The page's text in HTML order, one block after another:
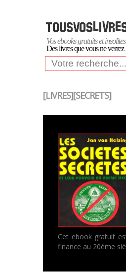
Vos ebooks gratuits et
Des livres que vous ne verrez
[LIVRES][SECRETS]
Cet ebook gratuit
finance au 20ème